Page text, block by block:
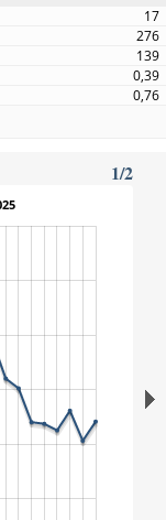
17
276
139
0,39
0,76